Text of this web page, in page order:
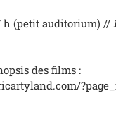
h (petit auditorium) //
des films :